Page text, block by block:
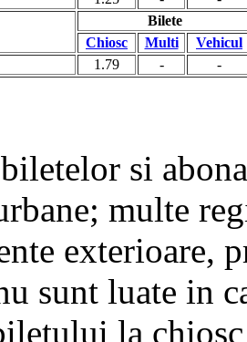
Bilete
Chiosc
Multi
Vehicul
1.79 - -
si
multe
exterioare,
sunt luate in
la